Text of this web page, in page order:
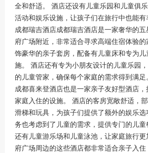
全和舒适。 酒店还设有儿童乐园和儿童俱
活动和娱乐设施，让孩子们在旅行中也能有
成都瑞吉酒店成都瑞吉酒店是一家奢华的
府广场附近，非常适合寻求高端住宿体验
饰豪华的亲子套房，配备有儿童床和专为
施。 酒店还有专为小朋友设计的儿童乐园
的儿童管家，确保每个家庭的需求得到满
成都喜来登酒店也是一家亲子友好型酒店
家庭入住的设施。 酒店的客房宽敞舒适，
滑梯和玩具，为孩子们提供了额外的娱乐
务也考虑到了儿童的需求，提供专门的儿
还有儿童游乐场和儿童泳池，让家庭旅行
府广场周边的这些酒店都非常适合亲子入